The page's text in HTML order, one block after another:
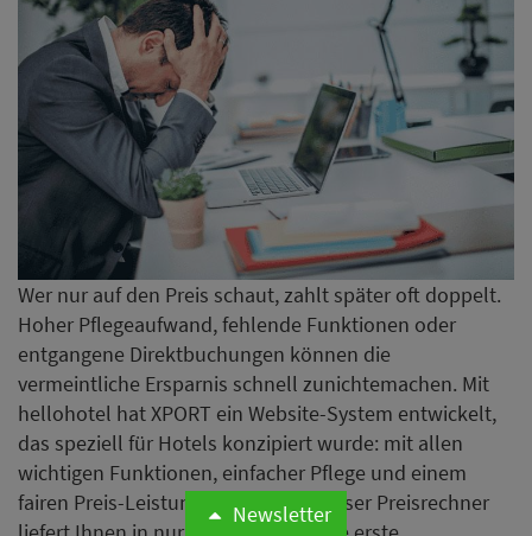
Wer nur auf den Preis schaut, zahlt später oft doppelt.
Hoher Pflegeaufwand, fehlende Funktionen oder
entgangene Direktbuchungen können die
vermeintliche Ersparnis schnell zunichtemachen. Mit
hellohotel hat XPORT ein Website-System entwickelt,
das speziell für Hotels konzipiert wurde: mit allen
wichtigen Funktionen, einfacher Pflege und einem
fairen Preis-Leistungs-Verhältnis. Unser Preisrechner
liefert Ihnen in nur 60 Sekunden eine erste
Orientierung.
Jetzt erste Orientierung erhalten
Smart Host erhält
Wachstumsfinanzierung für
Expansion in Europa
Newsletter